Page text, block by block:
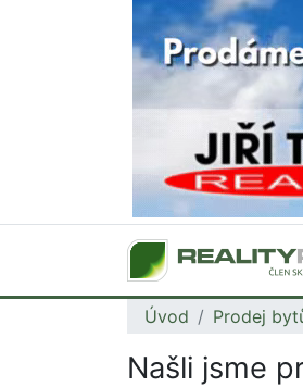
Úvod Prodej
Našli jsme